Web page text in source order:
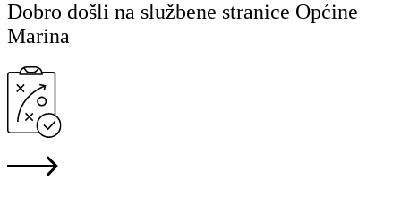
Dobro došli na službene stranice Općine
Marina